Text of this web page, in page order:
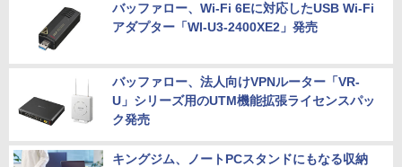
バッファロー、Wi-Fi 6Eに対応したUSB Wi-Fi
アダプター「WI-U3-2400XE2」発売
バッファロー、法人向けVPNルーター「VR-
U」シリーズ用のUTM機能拡張ライセンスパッ
ク発売
キングジム、ノートPCスタンドにもなる収納